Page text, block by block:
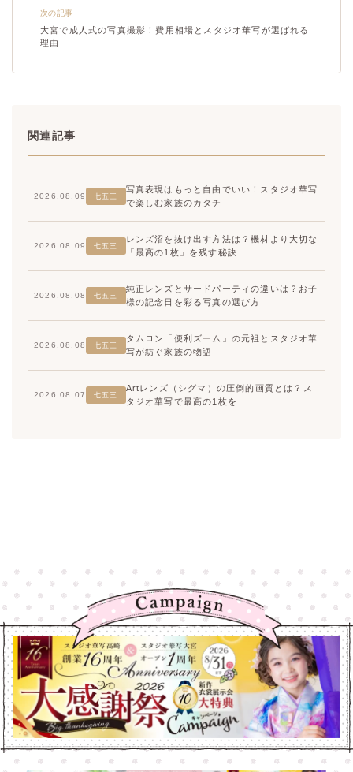
次の記事
大宮で成人式の写真撮影！費用相場とスタジオ華写が選ばれる
理由
関連記事
2026.08.09 七五三
写真表現はもっと自由でいい！スタジオ華写
で楽しむ家族のカタチ
2026.08.09 七五三
レンズ沼を抜け出す方法は？機材より大切な
「最高の1枚」を残す秘訣
2026.08.08 七五三
純正レンズとサードパーティの違いは？お子
様の記念日を彩る写真の選び方
2026.08.08 七五三
タムロン「便利ズーム」の元祖とスタジオ華
写が紡ぐ家族の物語
2026.08.07 七五三
Artレンズ（シグマ）の圧倒的画質とは？ス
タジオ華写で最高の1枚を